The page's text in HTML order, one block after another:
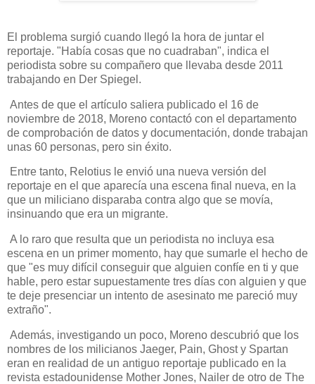
El problema surgió cuando llegó la hora de juntar el
reportaje. "Había cosas que no cuadraban", indica el
periodista sobre su compañero que llevaba desde 2011
trabajando en Der Spiegel.
Antes de que el artículo saliera publicado el 16 de
noviembre de 2018, Moreno contactó con el departamento
de comprobación de datos y documentación, donde trabajan
unas 60 personas, pero sin éxito.
Entre tanto, Relotius le envió una nueva versión del
reportaje en el que aparecía una escena final nueva, en la
que un miliciano disparaba contra algo que se movía,
insinuando que era un migrante.
A lo raro que resulta que un periodista no incluya esa
escena en un primer momento, hay que sumarle el hecho de
que "es muy difícil conseguir que alguien confíe en ti y que
hable, pero estar supuestamente tres días con alguien y que
te deje presenciar un intento de asesinato me pareció muy
extraño".
Además, investigando un poco, Moreno descubrió que los
nombres de los milicianos Jaeger, Pain, Ghost y Spartan
eran en realidad de un antiguo reportaje publicado en la
revista estadounidense Mother Jones, Nailer de otro de The